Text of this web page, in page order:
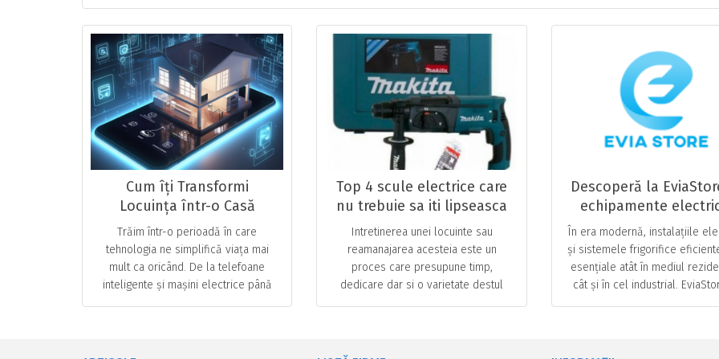
Cum îți Transformi
Locuința într-o Casă
Inteligentă – Ghid
Complet pentru
Începători
Trăim într-o perioadă în care
tehnologia ne simplifică viața mai
mult ca oricând. De la telefoane
inteligente și mașini electrice până
Top 4 scule electrice care
nu trebuie sa iti lipseasca
din locuinta
Intretinerea unei locuinte sau
reamanajarea acesteia este un
proces care presupune timp,
dedicare dar si o varietate destul
Descoperă la
echipamente
piese de schimb și
accesorii frigorifice
electricieni și
HVAC. Livrare rapidă
prețuri corecte.
În era modernă, instalațiile
și sistemele frigorifice
esențiale atât în mediul
cât și în cel industrial.